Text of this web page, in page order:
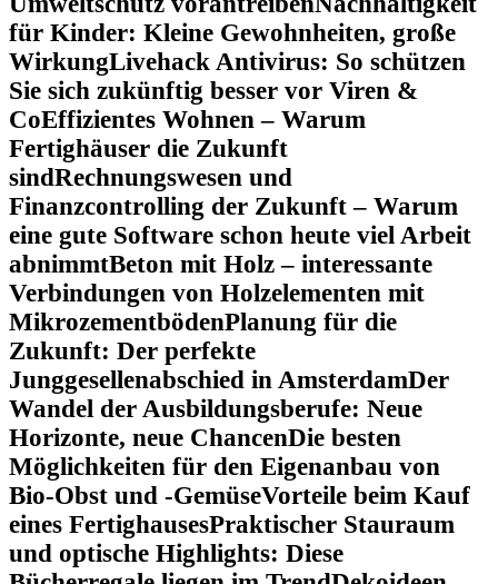
für Kinder: Kleine Gewohnheiten, große
WirkungLivehack Antivirus: So schützen
Sie sich zukünftig besser vor Viren &
CoEffizientes Wohnen – Warum
Fertighäuser die Zukunft
sindRechnungswesen und
Finanzcontrolling der Zukunft – Warum
eine gute Software schon heute viel Arbeit
abnimmtBeton mit Holz – interessante
Verbindungen von Holzelementen mit
MikrozementbödenPlanung für die
Zukunft: Der perfekte
Junggesellenabschied in AmsterdamDer
Wandel der Ausbildungsberufe: Neue
Horizonte, neue ChancenDie besten
Möglichkeiten für den Eigenanbau von
Bio-Obst und -GemüseVorteile beim Kauf
eines FertighausesPraktischer Stauraum
und optische Highlights: Diese